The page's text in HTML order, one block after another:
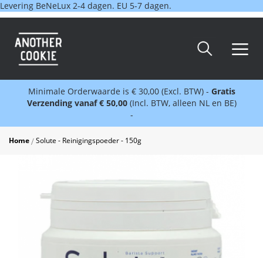
Levering BeNeLux 2-4 dagen. EU 5-7 dagen.
Minimale Orderwaarde is € 30,00 (Excl. BTW) - Gratis
Verzending vanaf € 50,00 (Incl. BTW, alleen NL en BE)
-
Home Solute - Reinigingspoeder - 150g